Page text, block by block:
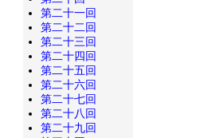
第二十一回
第二十二回
第二十三回
第二十四回
第二十五回
第二十六回
第二十七回
第二十八回
第二十九回